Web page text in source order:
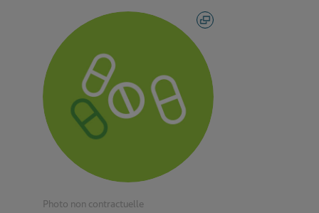
Photo non contractuelle